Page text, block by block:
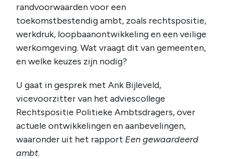
randvoorwaarden voor een
toekomstbestendig ambt, zoals rechtspositie,
werkdruk, loopbaanontwikkeling en een veilige
werkomgeving. Wat vraagt dit van gemeenten,
en welke keuzes zijn nodig?
U gaat in gesprek met Ank Bijleveld,
vicevoorzitter van het adviescollege
Rechtspositie Politieke Ambtsdragers, over
actuele ontwikkelingen en aanbevelingen,
waaronder uit het rapport Een gewaardeerd
ambt.